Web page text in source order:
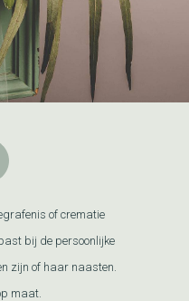
of crematie
bij de persoonlijke
zijn of haar naasten.
maat.